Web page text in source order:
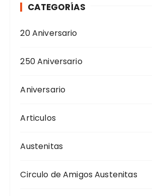
CATEGORÍAS
20 Aniversario
250 Aniversario
Aniversario
Articulos
Austenitas
Circulo de Amigos Austenitas